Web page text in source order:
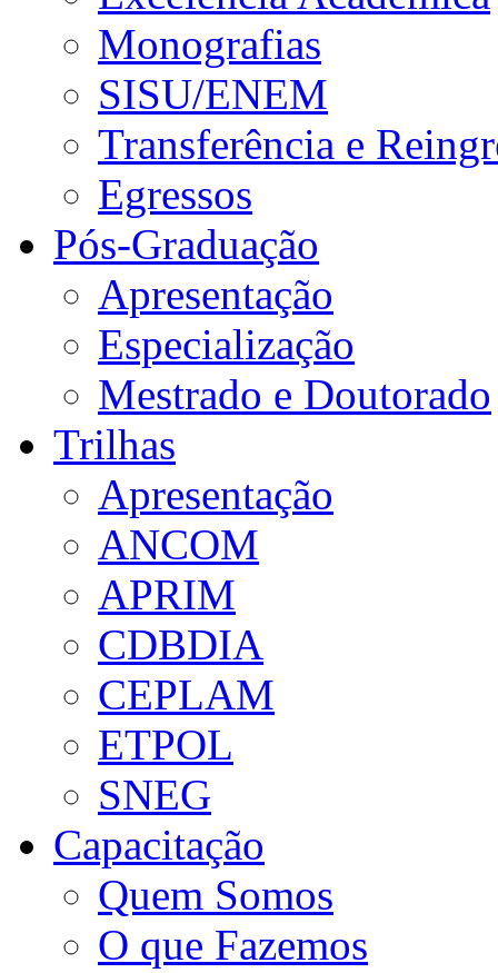
Monografias
SISU/ENEM
Transferência e
Egressos
Pós-Graduação
Apresentação
Especialização
Mestrado e Doutorado
Trilhas
Apresentação
ANCOM
APRIM
CDBDIA
CEPLAM
ETPOL
SNEG
Capacitação
Quem Somos
O que Fazemos